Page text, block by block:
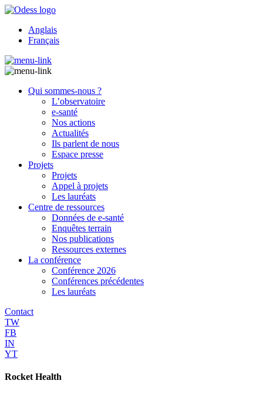
Anglais
Français
Qui sommes-nous ?
L’observatoire
e-santé
Nos actions
Actualités
Ils parlent de nous
Espace presse
Projets
Projets
Appel à projets
Les lauréats
Centre de ressources
Données de e-santé
Enquêtes terrain
Nos publications
Ressources externes
La conférence
Conférence 2026
Conférences précédentes
Les lauréats
Contact
TW
FB
IN
YT
Rocket Health